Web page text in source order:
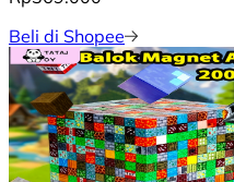
Beli di Shopee